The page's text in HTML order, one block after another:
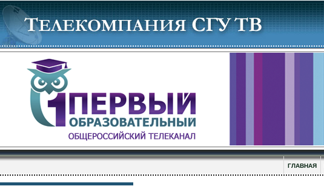
ГЛАВНАЯ